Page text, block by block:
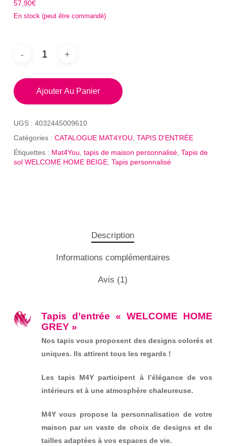
57,90€
En stock (peut être commandé)
Ajouter Au Panier
UGS : 4032445009610
Catégories : CATALOGUE MAT4YOU TAPIS D'ENTRÉE
Étiquettes : Mat4You tapis de maison personnalisé, Tapis de
sol WELCOME HOME BEIGE, Tapis personnalisé
Description
Informations complémentaires
Avis (1)
Tapis d’entrée « WELCOME HOME
GREY »
Nos tapis vous proposent des designs colorés et
uniques. Ils attirent tous les regards !
Les tapis M4Y participent à l’élégance de vos
intérieurs et à une atmosphère chaleureuse.
M4Y vous propose la personnalisation de votre
maison par un vaste de choix de designs et de
tailles adaptées à vos espaces de vie.